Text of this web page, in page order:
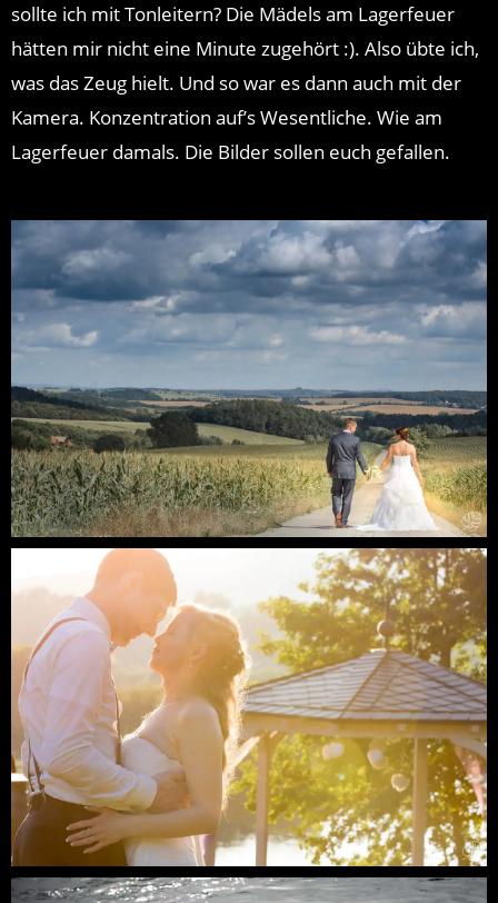
sollte ich mit Tonleitern? Die Mädels am Lagerfeuer
hätten mir nicht eine Minute zugehört :). Also übte ich,
was das Zeug hielt. Und so war es dann auch mit der
Kamera. Konzentration auf’s Wesentliche. Wie am
Lagerfeuer damals. Die Bilder sollen euch gefallen.